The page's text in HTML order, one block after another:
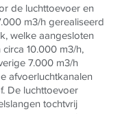
de luchttoevoer en
m3/h gerealiseerd
welke aangesloten
10.000 m3/h,
7.000 m3/h
afvoerluchtkanalen
De luchttoevoer
tochtvrij